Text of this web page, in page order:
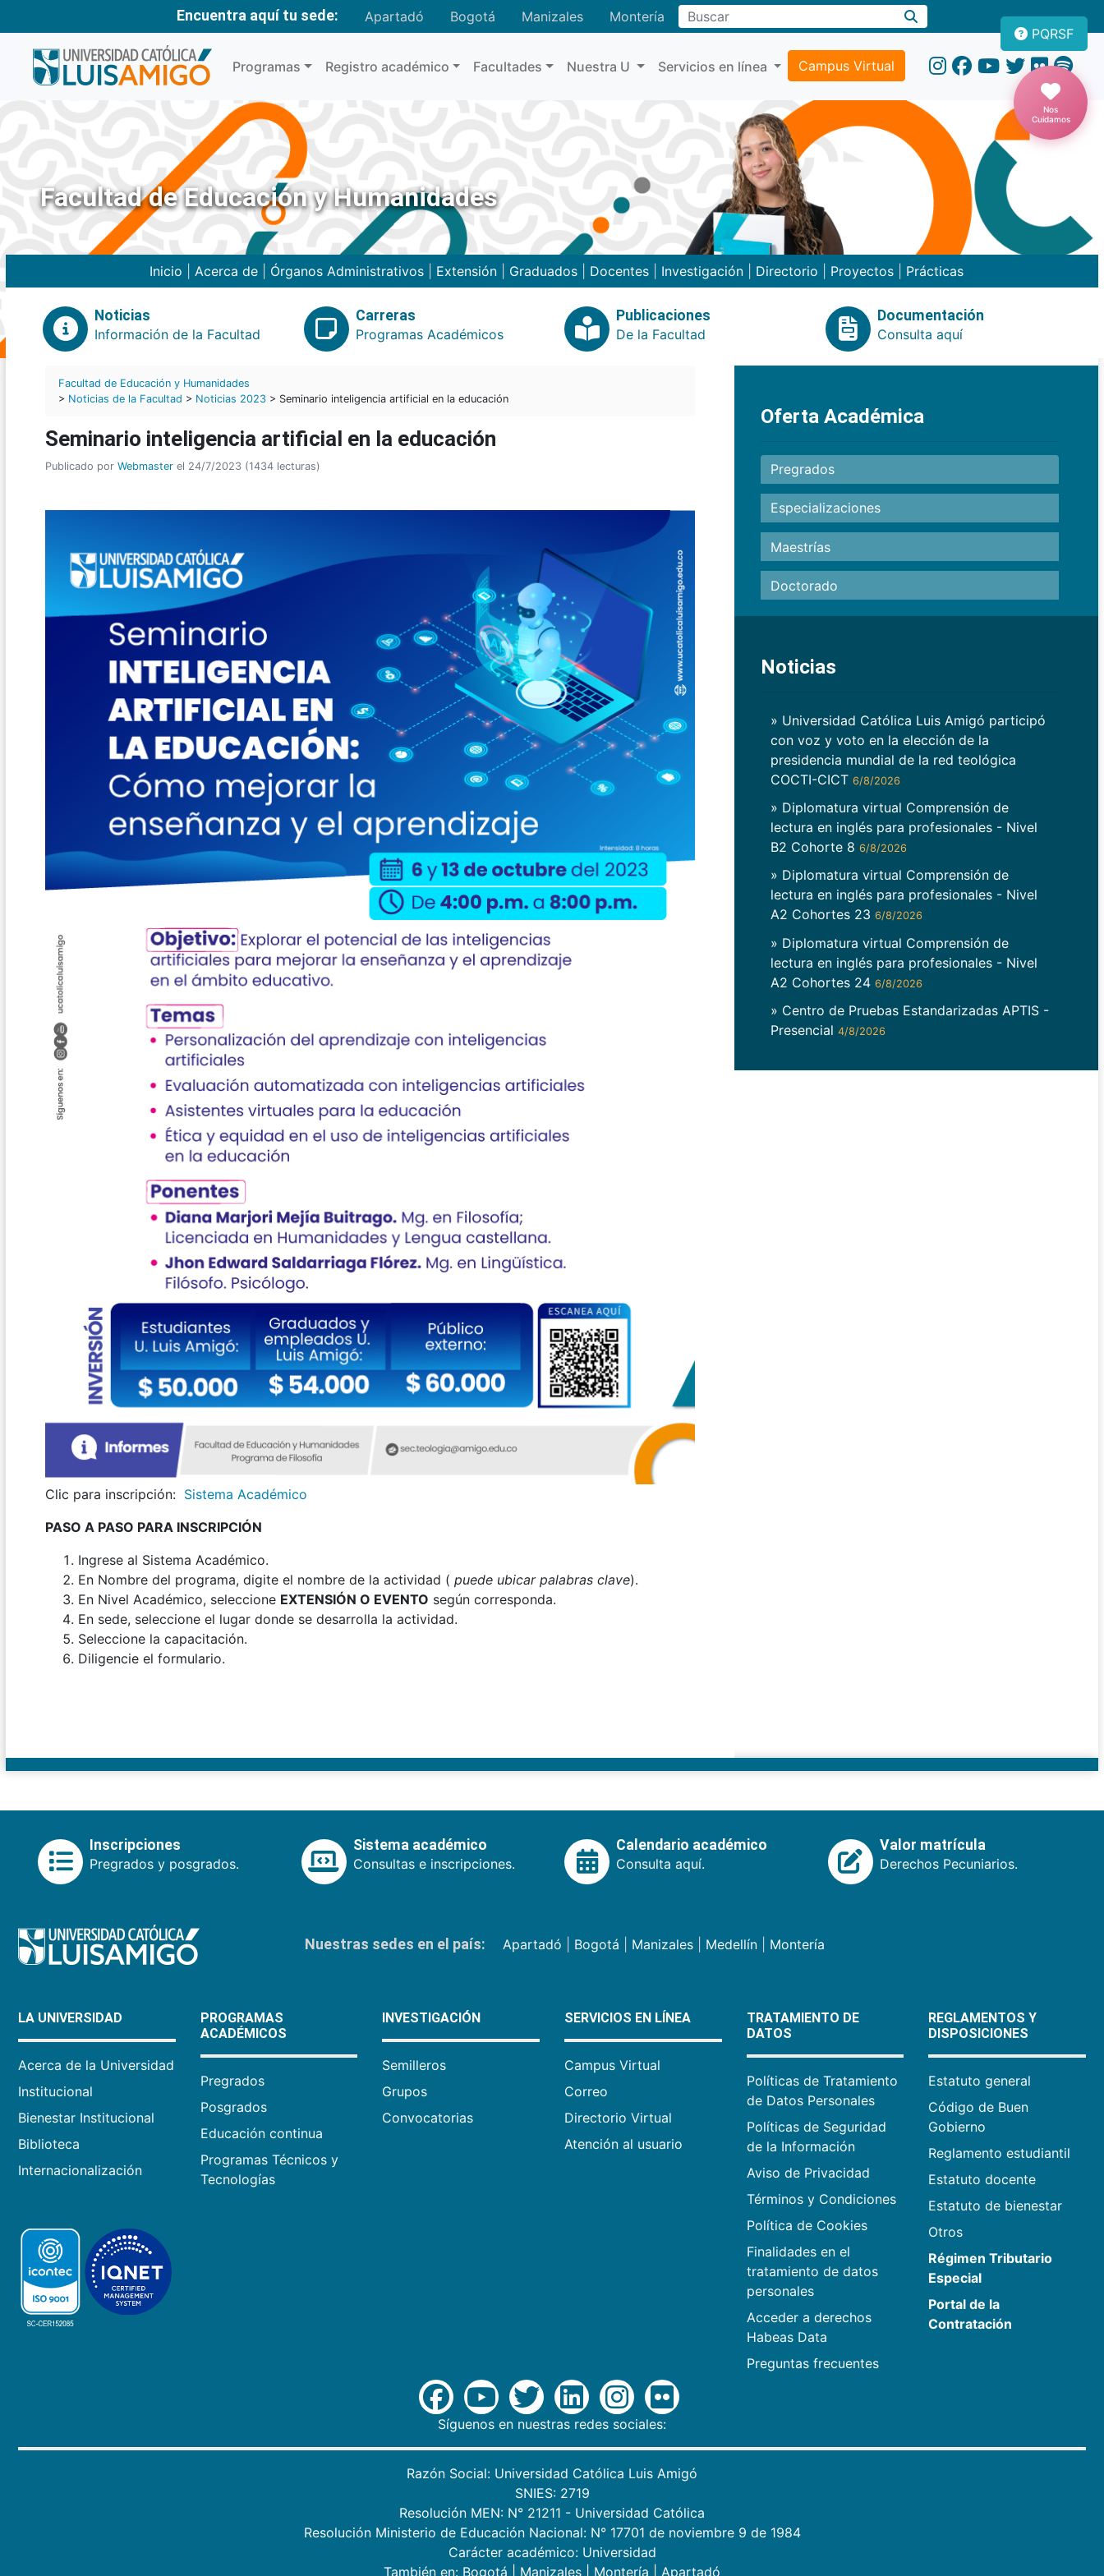
Encuentra aquí tu sede: Apartadó Bogotá Manizales MonteríaBuscar
Programas Registro académico Facultades Nuestra U Servicios en línea Campus Virtual
PQRSF
Nos
Cuidamos
Facultad de Educación y Humanidades
Inicio Acerca de| Órganos Administrativos| Extensión| Graduados| Docentes| Investigación| Directorio Proyectos| Prácticas
Noticias
Información de la Facultad
Carreras
Programas Académicos
Publicaciones
De la Facultad
Documentación
Consulta aquí
Facultad de Educación y Humanidades
> Noticias de la Facultad > Noticias 2023 > Seminario inteligencia artificial en la educación
Seminario inteligencia artificial en la educación
Publicado por Webmaster el 24/7/2023 (1434 lecturas)
Clic para inscripción: Sistema Académico
PASO A PASO PARA INSCRIPCIÓN
Ingrese al Sistema Académico.
En Nombre del programa, digite el nombre de la actividad ( puede ubicar palabras clave).
En Nivel Académico, seleccione EXTENSIÓN O EVENTO según corresponda.
En sede, seleccione el lugar donde se desarrolla la actividad.
Seleccione la capacitación.
Diligencie el formulario.
Oferta Académica
Pregrados
Especializaciones
Maestrías
Doctorado
Noticias
» Universidad Católica Luis Amigó participó
con voz y voto en la elección de la
presidencia mundial de la red teológica
COCTI-CICT 6/8/2026
» Diplomatura virtual Comprensión de
lectura en inglés para profesionales - Nivel
B2 Cohorte 8 6/8/2026
» Diplomatura virtual Comprensión de
lectura en inglés para profesionales - Nivel
A2 Cohortes 23 6/8/2026
» Diplomatura virtual Comprensión de
lectura en inglés para profesionales - Nivel
A2 Cohortes 24 6/8/2026
» Centro de Pruebas Estandarizadas APTIS -
Presencial 4/8/2026
Inscripciones
Pregrados y posgrados.
Sistema académico
Consultas e inscripciones.
Calendario académico
Consulta aquí.
Valor matrícula
Derechos Pecuniarios.
Nuestras sedes en el país: Apartadó Bogotá Manizales| Medellín| Montería
LA UNIVERSIDAD
Acerca de la Universidad
Institucional
Bienestar Institucional
Biblioteca
Internacionalización
PROGRAMAS
ACADÉMICOS
Pregrados
Posgrados
Educación continua
Programas Técnicos y
Tecnologías
INVESTIGACIÓN
Semilleros
Grupos
Convocatorias
SERVICIOS EN LÍNEA
Campus Virtual
Correo
Directorio Virtual
Atención al usuario
TRATAMIENTO DE
DATOS
Políticas de Tratamiento
de Datos Personales
Políticas de Seguridad
de la Información
Aviso de Privacidad
Términos y Condiciones
Política de Cookies
Finalidades en el
tratamiento de datos
personales
Acceder a derechos
Habeas Data
Preguntas frecuentes
REGLAMENTOS Y
DISPOSICIONES
Estatuto general
Código de Buen
Gobierno
Reglamento estudiantil
Estatuto docente
Estatuto de bienestar
Otros
Régimen Tributario
Especial
Portal de la
Contratación
Síguenos en nuestras redes sociales:
Razón Social: Universidad Católica Luis Amigó
SNIES: 2719
Resolución MEN: N° 21211 - Universidad Católica
Resolución Ministerio de Educación Nacional: N° 17701 de noviembre 9 de 1984
Carácter académico: Universidad
También en: Bogotá Manizales Montería Apartadó